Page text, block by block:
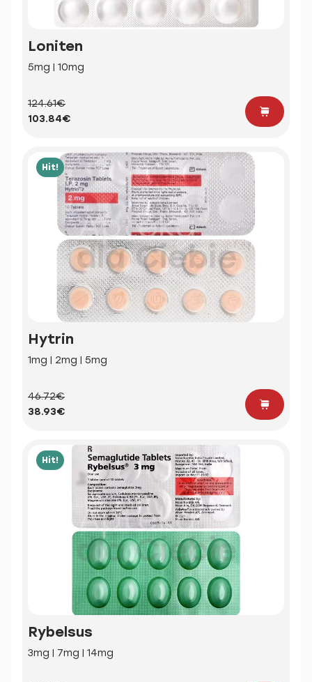
Loniten
5mg | 10mg
124.61€
103.84€
Hit!
Hytrin
1mg | 2mg | 5mg
46.72€
38.93€
Hit!
Rybelsus
3mg | 7mg | 14mg